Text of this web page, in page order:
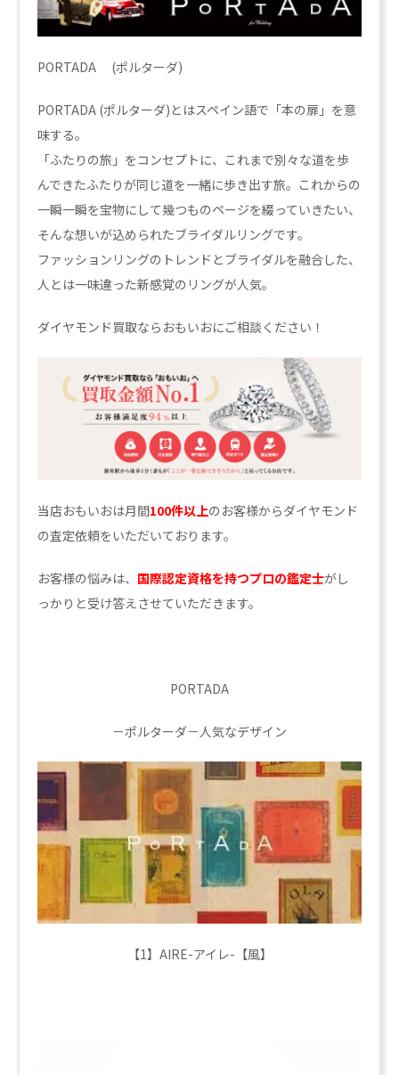
PORTADA (ポルターダ)
PORTADA (ポルターダ)とはスペイン語で「本の扉」を意
味する。
「ふたりの旅」をコンセプトに、これまで別々な道を歩
んできたふたりが同じ道を一緒に歩き出す旅。これからの
一瞬一瞬を宝物にして幾つものページを綴っていきたい、
そんな想いが込められたブライダルリングです。
ファッションリングのトレンドとブライダルを融合した、
人とは一味違った新感覚のリングが人気。
ダイヤモンド買取ならおもいおにご相談ください！
当店おもいおは月間100件以上のお客様からダイヤモンド
の査定依頼をいただいております。
お客様の悩みは、 国際認定資格を持つプロの鑑定士がし
っかりと受け答えさせていただきます。
PORTADA
－ポルターダ－人気なデザイン
【1】AIRE-アイレ-【風】